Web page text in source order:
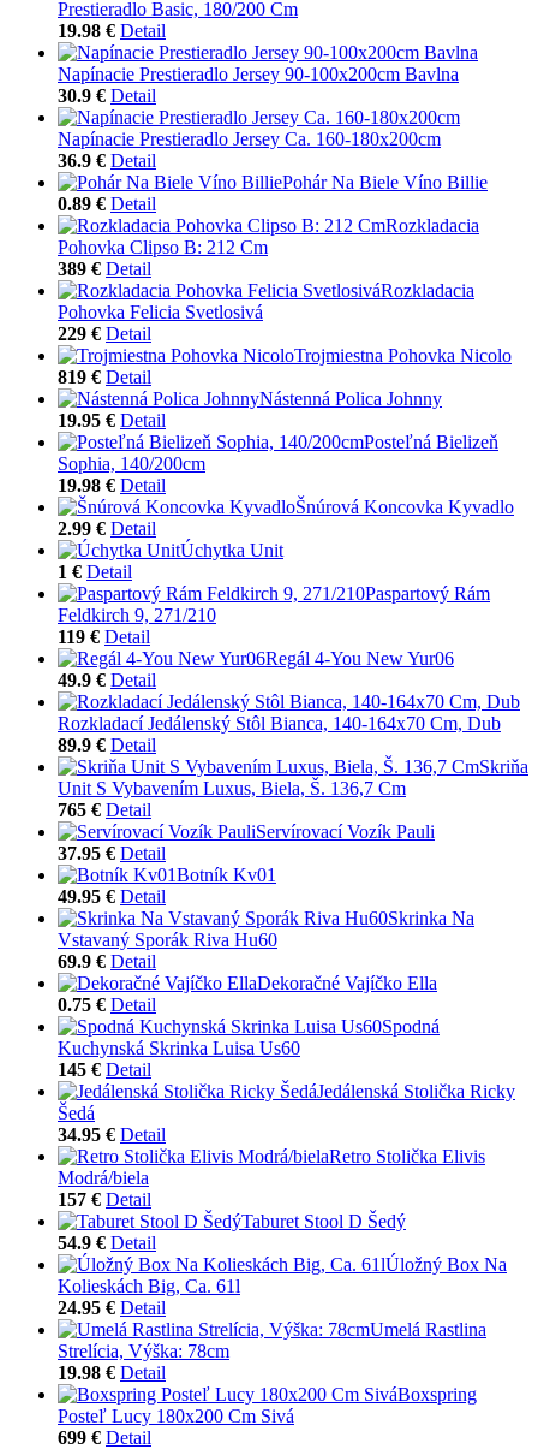
Prestieradlo Basic, 180/200 Cm
19.98 € Detail
Napínacie Prestieradlo Jersey 90-100x200cm Bavlna
30.9 € Detail
Napínacie Prestieradlo Jersey Ca. 160-180x200cm
36.9 € Detail
Pohár Na Biele Víno Billie
0.89 € Detail
Rozkladacia
Pohovka Clipso B: 212 Cm
389 € Detail
Rozkladacia
Pohovka Felicia Svetlosivá
229 € Detail
Trojmiestna Pohovka Nicolo
819 € Detail
Nástenná Polica Johnny
19.95 € Detail
Posteľná Bielizeň
Sophia, 140/200cm
19.98 € Detail
Šnúrová Koncovka Kyvadlo
2.99 € Detail
Úchytka Unit
1 € Detail
Paspartový Rám
Feldkirch 9, 271/210
119 € Detail
Regál 4-You New Yur06
49.9 € Detail
Rozkladací Jedálenský Stôl Bianca, 140-164x70 Cm, Dub
89.9 € Detail
Skriňa
Unit S Vybavením Luxus, Biela, Š. 136,7 Cm
765 € Detail
Servírovací Vozík Pauli
37.95 € Detail
Botník Kv01
49.95 € Detail
Skrinka Na
Vstavaný Sporák Riva Hu60
69.9 € Detail
Dekoračné Vajíčko Ella
0.75 € Detail
Spodná
Kuchynská Skrinka Luisa Us60
145 € Detail
Jedálenská Stolička Ricky
Šedá
34.95 € Detail
Retro Stolička Elivis
Modrá/biela
157 € Detail
Taburet Stool D Šedý
54.9 € Detail
Úložný Box Na
Kolieskách Big, Ca. 61l
24.95 € Detail
Umelá Rastlina
Strelícia, Výška: 78cm
19.98 € Detail
Boxspring
Posteľ Lucy 180x200 Cm Sivá
699 € Detail